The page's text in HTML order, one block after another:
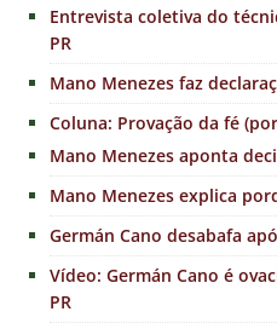
Entrevista coletiva do
PR
Mano Menezes faz
Coluna: Provação da fé
Mano Menezes aponta
Mano Menezes explica
Germán Cano desabafa
Vídeo: Germán Cano é
PR